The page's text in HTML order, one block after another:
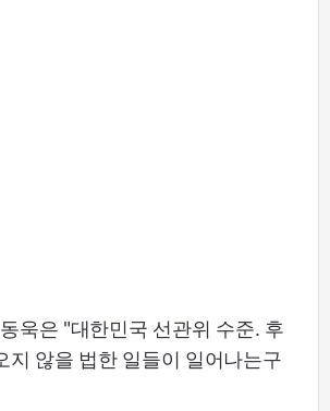
욱은 "대한민국 선관위 수준. 후
지 않을 법한 일들이 일어나는구